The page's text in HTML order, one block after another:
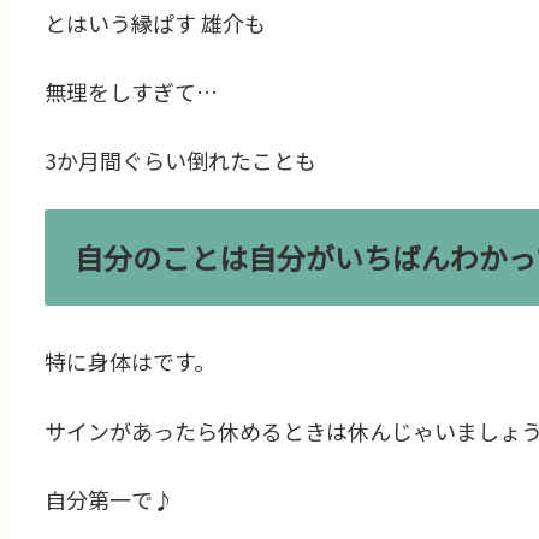
とはいう縁ぱす 雄介も
無理をしすぎて…
3か月間ぐらい倒れたことも
自分のことは自分がいちばんわか
特に身体はです。
サインがあったら休めるときは休んじゃいましょう
自分第一で♪